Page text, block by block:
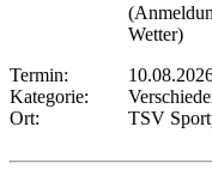
Wetter)
Termin:
Kategorie:
Ort:
TSV